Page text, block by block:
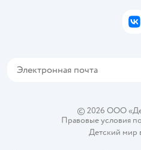
Политика
© 2026 ООО
Правовые условия
Детский мир